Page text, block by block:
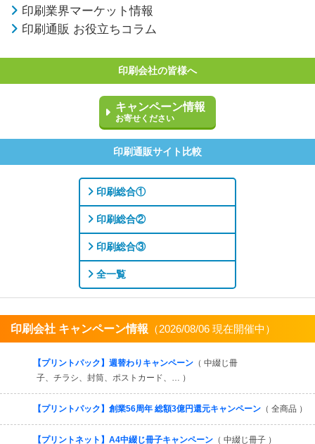
印刷業界マーケット情報
印刷通販 お役立ちコラム
印刷会社の皆様へ
キャンペーン情報
お寄せください
印刷通販サイト比較
印刷総合①
印刷総合②
印刷総合③
全一覧
印刷会社 キャンペーン情報 （2026/08/06 現在開催中）
【プリントパック】週替わりキャンペーン （ 中綴じ冊
子、チラシ、封筒、ポストカード、… ）
【プリントパック】創業56周年 総額3億円還元キャンペーン （ 全商品 ）
【プリントネット】A4中綴じ冊子キャンペーン （ 中綴じ冊子 ）